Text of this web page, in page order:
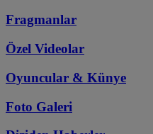
Fragmanlar
Özel Videolar
Oyuncular & Künye
Foto Galeri